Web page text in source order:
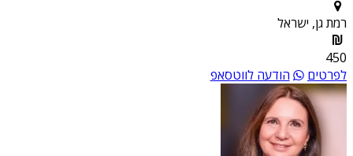
רמת גן, ישראל
450
לפרטים
הודעה לווטסאפ